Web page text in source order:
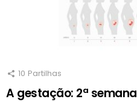
10 Partilhas
A gestação: 2ª semana